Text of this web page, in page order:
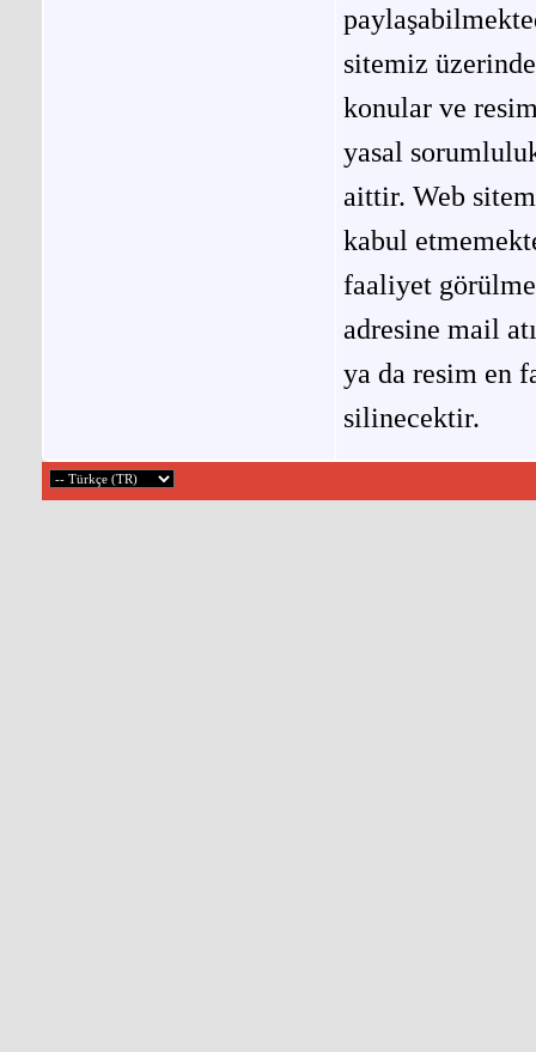
sitemiz
konular ve
yasal
aittir. Web
kabul
faaliyet
adresine mail
ya da resim en
silinecektir.